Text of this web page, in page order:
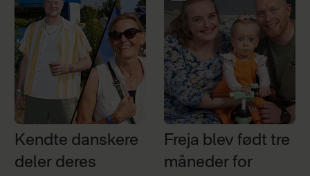
Kendte danskere
deler deres
Freja blev født tre
måneder for